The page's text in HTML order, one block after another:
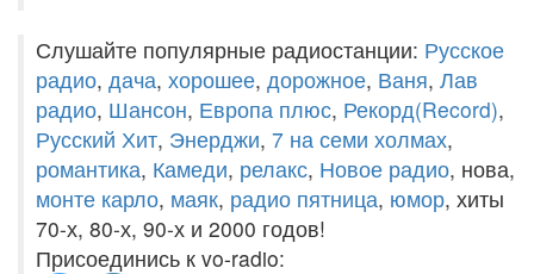
Слушайте популярные радиостанции: Русское
радио, дача, хорошее, дорожное, Ваня, Лав
радио, Шансон, Европа плюс, Рекорд(Record),
Русский Хит, Энерджи, 7 на семи холмах,
романтика, Камеди, релакс, Новое радио, нова,
монте карло, маяк, радио пятница, юмор, хиты
70-х, 80-х, 90-х и 2000 годов!
Присоединись к vo-radio: